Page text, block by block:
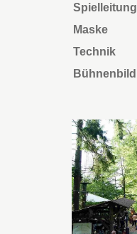
Spielleitung
Maske
Technik
Bühnenbild